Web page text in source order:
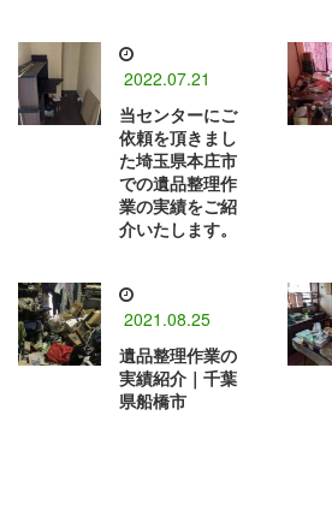
2022.07.21
当センターにご
依頼を頂きまし
た埼玉県本庄市
での遺品整理作
業の実績をご紹
介いたします。
2021.08.25
遺品整理作業の
実績紹介｜千葉
県船橋市